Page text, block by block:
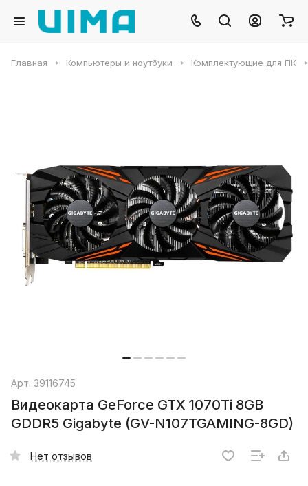
Главная Компьютеры и ноутбуки Комплектующие для ПК
Арт. 39116745
Видеокарта GeForce GTX 1070Ti 8GB
GDDR5 Gigabyte (GV-N107TGAMING-8GD)
Нет отзывов